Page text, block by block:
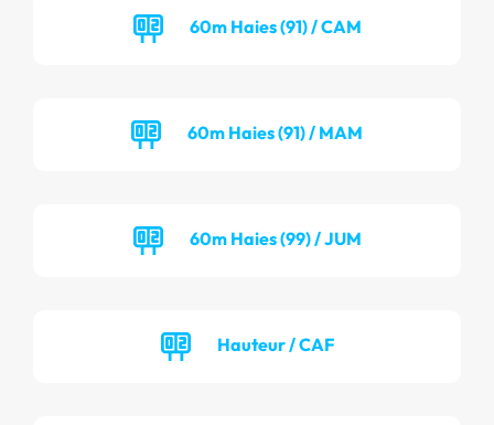
60m Haies (91) / CAM
60m Haies (91) / MAM
60m Haies (99) / JUM
Hauteur / CAF